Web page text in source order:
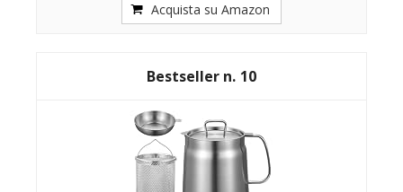
Acquista su Amazon
10